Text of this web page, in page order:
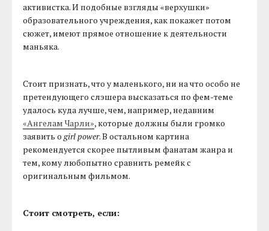
активистка. И подобные взгляды «верхушки»
образовательного учреждения, как покажет потом
сюжет, имеют прямое отношение к деятельности
маньяка.
Стоит признать, что у маленького, ни на что особо не
претендующего слэшера высказаться по фем-теме
удалось куда лучше, чем, например, недавним
«Ангелам Чарли», которые должны были громко
заявить оgirl power. В остальном картина
рекомендуется скорее пытливым фанатам жанра и
тем, кому любопытно сравнить ремейк с
оригинальным фильмом.
Стоит смотреть, если: